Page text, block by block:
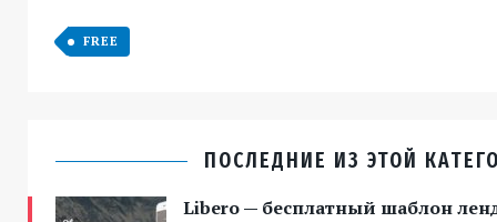
FREE
ПОСЛЕДНИЕ ИЗ ЭТОЙ
Libero — бесплатный шаблон